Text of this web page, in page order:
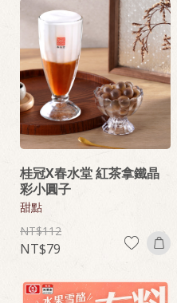
桂冠X春水堂 紅茶拿鐵晶
彩小圓子
甜點
112
79